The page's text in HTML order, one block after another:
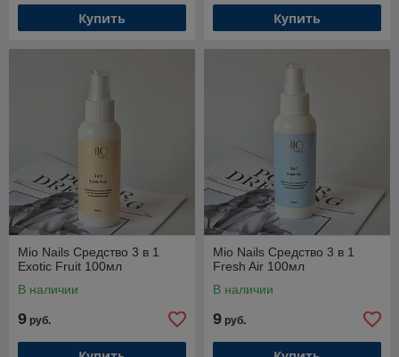
Купить Купить
Mio Nails Средство 3 в 1
Exotic Fruit 100мл
В наличии
9 руб.
Mio Nails Средство 3 в 1
Fresh Air 100мл
В наличии
9 руб.